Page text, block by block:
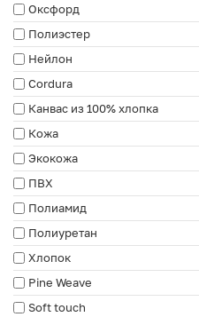
Оксфорд
Полиэстер
Нейлон
Cordura
Канвас из 100% хлопка
Кожа
Экокожа
ПВХ
Полиамид
Полиуретан
Хлопок
Pine Weave
Soft touch